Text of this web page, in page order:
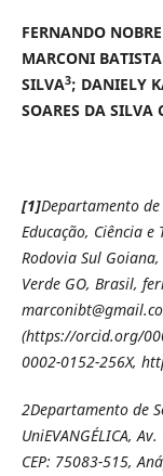
FERNANDO
MARCONI
SILVA3; DANIELY
SOARES DA SILVA
[1]Departamento
Educação, Ciência e
Rodovia Sul
Verde GO, Brasil,
(https://orcid.org/
0002-0152-256X,
2Departamento de
UniEVANGÉLICA,
CEP: 75083-515,